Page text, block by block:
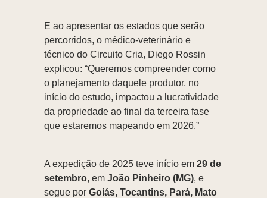
E ao apresentar os estados que serão
percorridos, o médico-veterinário e
técnico do Circuito Cria, Diego Rossin
explicou: “Queremos compreender como
o planejamento daquele produtor, no
início do estudo, impactou a lucratividade
da propriedade ao final da terceira fase
que estaremos mapeando em 2026.”
A expedição de 2025 teve início em 29 de
setembro, em João Pinheiro (MG), e
segue por Goiás, Tocantins, Pará, Mato